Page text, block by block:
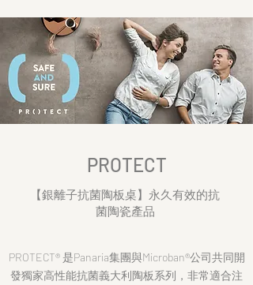
PROTECT
​【銀離子抗菌陶板桌】永久有效的抗
菌陶瓷產品
PROTECT® 是Panaria集團與Microban®公司共同開
發獨家高性能抗菌義大利陶板系列，非常適合注